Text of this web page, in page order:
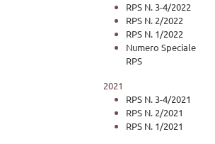
RPS N. 3-4/2022
RPS N. 2/2022
RPS N. 1/2022
Numero Speciale
RPS
2021
RPS N. 3-4/2021
RPS N. 2/2021
RPS N. 1/2021